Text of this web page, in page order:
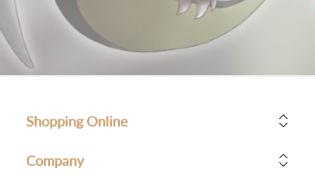
Shopping Online
Company